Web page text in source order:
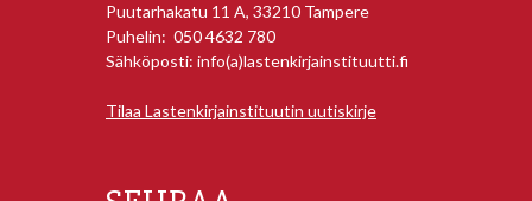
Puutarhakatu 11 A, 33210 Tampere
Puhelin: 050 4632 780
Sähköposti: info(a)lastenkirjainstituutti.fi
Tilaa Lastenkirjainstituutin uutiskirje